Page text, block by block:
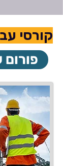
קורסי